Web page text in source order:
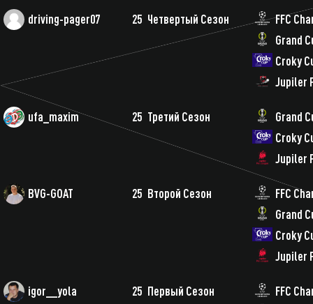
driving-pager07 25 Четвертый Сезон
FFC
Grand
Croky
Jupiler
ufa_maxim 25 Третий Сезон
Grand
Croky
Jupiler
BVG-GOAT 25 Второй Сезон
FFC
Grand
Croky
Jupiler
igor__yola 25 Первый Сезон
FFC